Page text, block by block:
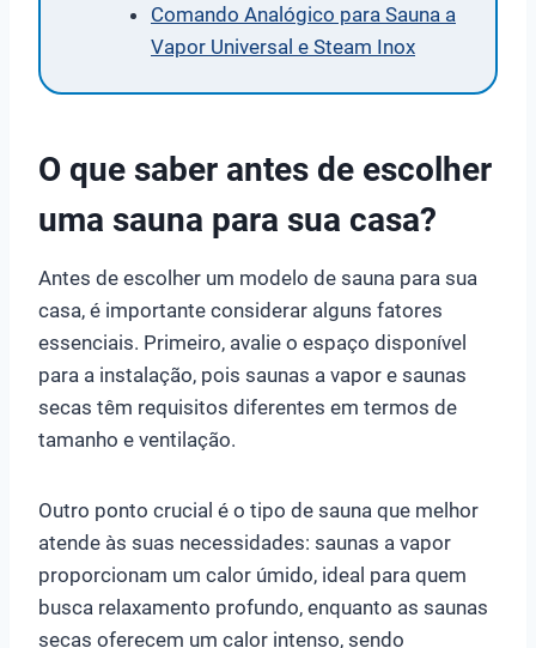
Comando Analógico para Sauna a
Vapor Universal e Steam Inox
O que saber antes de escolher
uma sauna para sua casa?
Antes de escolher um modelo de sauna para sua
casa, é importante considerar alguns fatores
essenciais. Primeiro, avalie o espaço disponível
para a instalação, pois saunas a vapor e saunas
secas têm requisitos diferentes em termos de
tamanho e ventilação.
Outro ponto crucial é o tipo de sauna que melhor
atende às suas necessidades: saunas a vapor
proporcionam um calor úmido, ideal para quem
busca relaxamento profundo, enquanto as saunas
secas oferecem um calor intenso, sendo